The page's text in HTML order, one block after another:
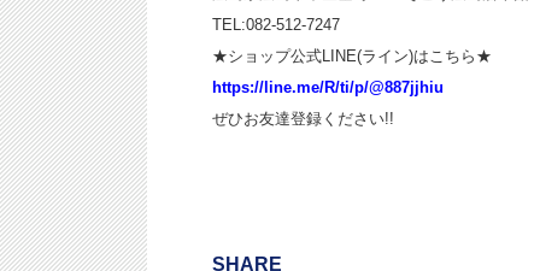
TEL:082-512-7247
★ショップ公式LINE(ライン)はこちら★
https://line.me/R/ti/p/@887jjhiu
ぜひお友達登録ください!!
SHARE